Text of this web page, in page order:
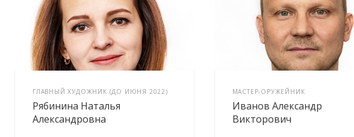
ГЛАВНЫЙ ХУДОЖНИК (ДО ИЮНЯ 2022)
Рябинина Наталья
Александровна
МАСТЕР-ОРУЖЕЙНИК
Иванов Александр
Викторович